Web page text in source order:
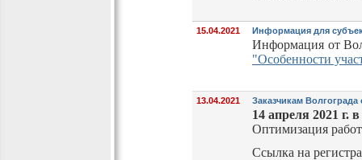
15.04.2021 Информация для
Информация от
"Особенности
13.04.2021 Заказчикам
14 апреля 2021 г.
Оптимизация
Ссылка на